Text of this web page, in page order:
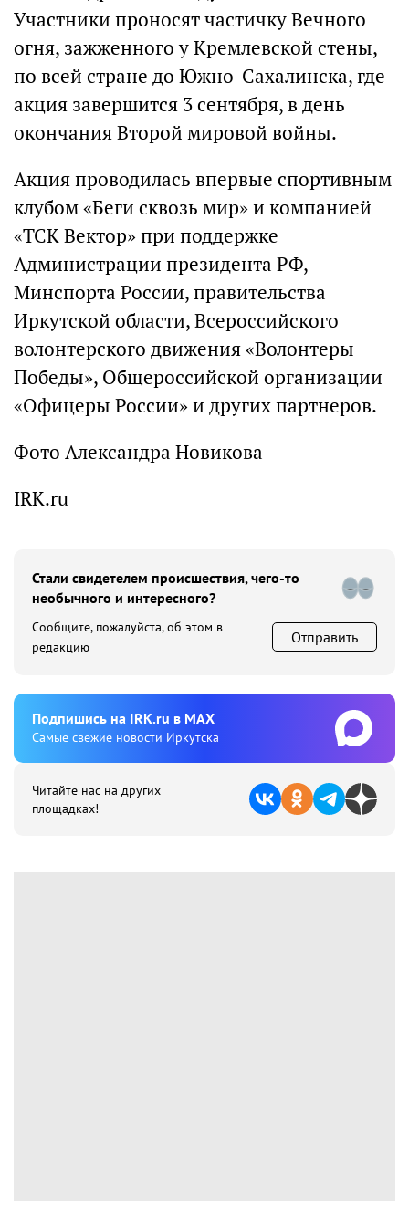
Участники проносят частичку Вечного
огня, зажженного у Кремлевской стены,
по всей стране до Южно-Сахалинска, где
акция завершится 3 сентября, в день
окончания Второй мировой войны.
Акция проводилась впервые спортивным
клубом «Беги сквозь мир» и компанией
«ТСК Вектор» при поддержке
Администрации президента РФ,
Минспорта России, правительства
Иркутской области, Всероссийского
волонтерского движения «Волонтеры
Победы», Общероссийской организации
«Офицеры России» и других партнеров.
Фото Александра Новикова
IRK.ru
Стали свидетелем происшествия, чего-то
необычного и интересного?
Сообщите, пожалуйста, об этом в
редакцию
Отправить
Подпишиcь на IRK.ru в MAX
Cамые свежие новости Иркутска
Читайте нас на других
площадках!